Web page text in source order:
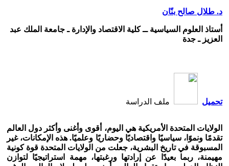
د. طلال صالح بنّان
أستاذ العلوم السياسية ــ كلية الاقتصاد والإدارة ـ جامعة الملك عبد
العزيز ـ جدة
تحميل ملف الدراسة
الولايات المتحدة الأمريكية هي اليوم، أقوى وأغنى وأكثر دول العالم
تقدمًا ونموًا، سياسيًا واقتصاديًا وحضاريًا وعلميًا. هذه الإمكانات، غير
المسبوقة في تاريخ البشرية، جعلت من الولايات المتحدة قوة كونية
مهيمنة، ربما بعيدًا عن إرادتها ورغبتها، مهمة استراتيجيًا لتوازن